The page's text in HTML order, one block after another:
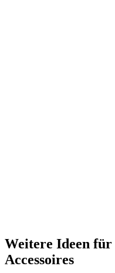
Weitere Ideen
Accessoires